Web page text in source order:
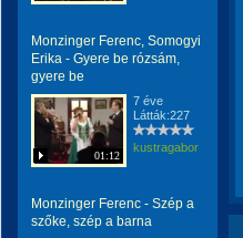
Monzinger Ferenc, Somogyi
Erika - Gyere be rózsám,
gyere be
01:12
7 éve
Látták:227
kustragabor
Monzinger Ferenc - Szép a
szőke, szép a barna